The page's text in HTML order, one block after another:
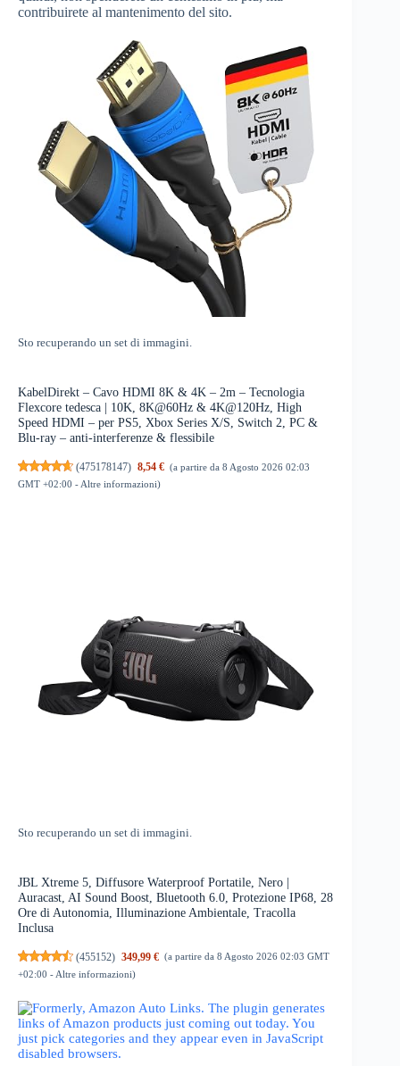
contribuirete al mantenimento del sito.
Sto recuperando un set di immagini.
KabelDirekt – Cavo HDMI 8K & 4K – 2m – Tecnologia
Flexcore tedesca | 10K, 8K@60Hz & 4K@120Hz, High
Speed HDMI – per PS5, Xbox Series X/S, Switch 2, PC &
Blu-ray – anti-interferenze & flessibile
(475178147) 8,54 € (a partire da 8 Agosto 2026 02:03
GMT +02:00 - Altre informazioni)
Sto recuperando un set di immagini.
JBL Xtreme 5, Diffusore Waterproof Portatile, Nero |
Auracast, AI Sound Boost, Bluetooth 6.0, Protezione IP68, 28
Ore di Autonomia, Illuminazione Ambientale, Tracolla
Inclusa
(455152) 349,99 € (a partire da 8 Agosto 2026 02:03 GMT
+02:00 - Altre informazioni)